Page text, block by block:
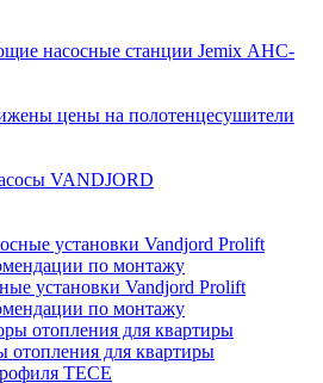
насосные станции Jemix АНС-
цены на полотенцесушители
VANDJORD
установки Vandjord Prolift
по монтажу
отопления для квартиры